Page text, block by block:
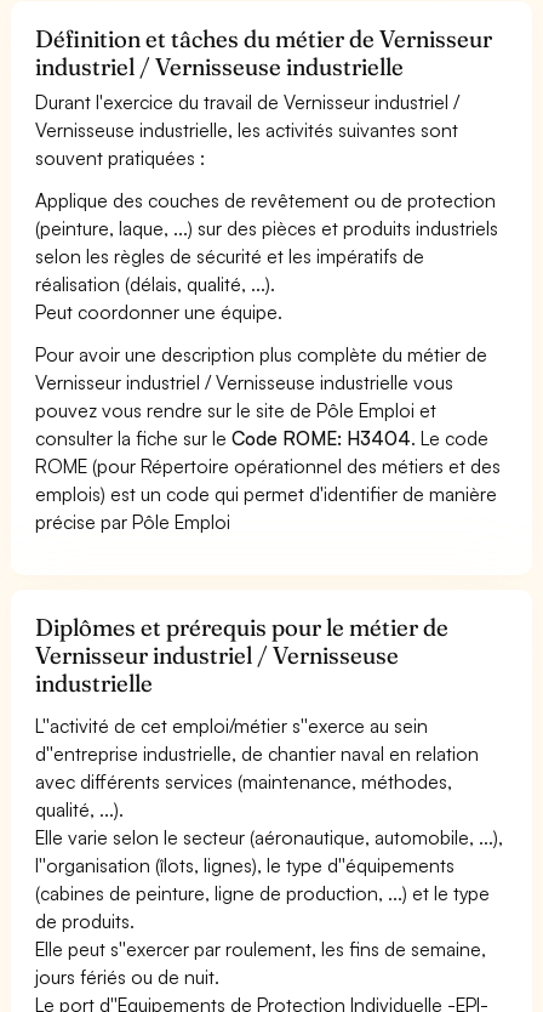
Définition et tâches du métier de Vernisseur
industriel / Vernisseuse industrielle
Durant l'exercice du travail de Vernisseur industriel /
Vernisseuse industrielle, les activités suivantes sont
souvent pratiquées :
Applique des couches de revêtement ou de protection
(peinture, laque, ...) sur des pièces et produits industriels
selon les règles de sécurité et les impératifs de
réalisation (délais, qualité, ...).
Peut coordonner une équipe.
Pour avoir une description plus complète du métier de
Vernisseur industriel / Vernisseuse industrielle vous
pouvez vous rendre sur le site de Pôle Emploi et
consulter la fiche sur leCode ROME: H3404. Le code
ROME (pour Répertoire opérationnel des métiers et des
emplois) est un code qui permet d'identifier de manière
précise par Pôle Emploi
Diplômes et prérequis pour le métier de
Vernisseur industriel / Vernisseuse
industrielle
L''activité de cet emploi/métier s''exerce au sein
d''entreprise industrielle, de chantier naval en relation
avec différents services (maintenance, méthodes,
qualité, ...).
Elle varie selon le secteur (aéronautique, automobile, ...),
l''organisation (îlots, lignes), le type d''équipements
(cabines de peinture, ligne de production, ...) et le type
de produits.
Elle peut s''exercer par roulement, les fins de semaine,
jours fériés ou de nuit.
Le port d''Equipements de Protection Individuelle -EPI-